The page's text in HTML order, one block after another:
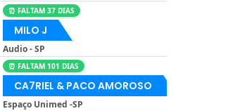
⏰ FALTAM 37 DIAS
MILO J
Audio - SP
⏰ FALTAM 101 DIAS
CA7RIEL & PACO AMOROSO
Espaço Unimed -SP